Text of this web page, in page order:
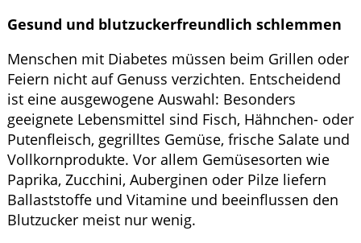
Gesund und blutzuckerfreundlich schlemmen
Menschen mit Diabetes müssen beim Grillen oder
Feiern nicht auf Genuss verzichten. Entscheidend
ist eine ausgewogene Auswahl: Besonders
geeignete Lebensmittel sind Fisch, Hähnchen- oder
Putenfleisch, gegrilltes Gemüse, frische Salate und
Vollkornprodukte. Vor allem Gemüsesorten wie
Paprika, Zucchini, Auberginen oder Pilze liefern
Ballaststoffe und Vitamine und beeinflussen den
Blutzucker meist nur wenig.